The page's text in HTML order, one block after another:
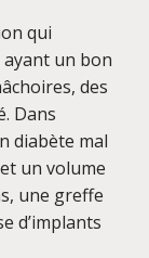
qui
ayant un bon
des
Dans
diabète mal
un volume
une greffe
d’implants